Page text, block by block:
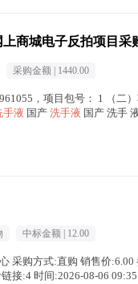
上商城电子反拍项目采
采购金额 | 1440.00
，项目包号： 1 （二
手液 国产 洗手液 国产 洗手
中标金额 | 12.00
采购方式:直购 销售价
接:4 时间:2026-08-06